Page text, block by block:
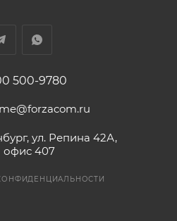
500-9780
ул. Репина 42А,
офис 407